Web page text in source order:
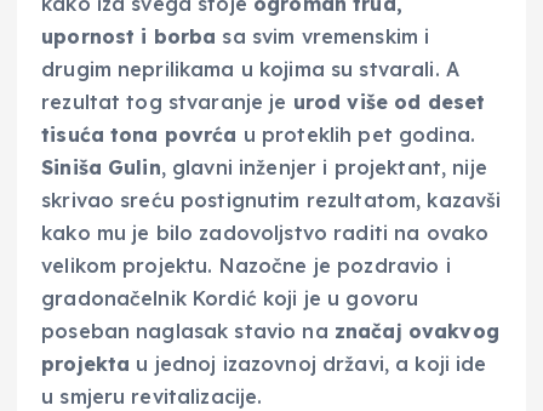
upornost i borba sa svim vremenskim i
drugim neprilikama u kojima su stvarali. A
rezultat tog stvaranje je urod više od deset
tisuća tona povrća u proteklih pet godina.
Siniša Gulin, glavni inženjer i projektant, nije
skrivao sreću postignutim rezultatom, kazavši
kako mu je bilo zadovoljstvo raditi na ovako
velikom projektu. Nazočne je pozdravio i
gradonačelnik Kordić koji je u govoru
poseban naglasak stavio na značaj ovakvog
projekta u jednoj izazovnoj državi, a koji ide
u smjeru revitalizacije.